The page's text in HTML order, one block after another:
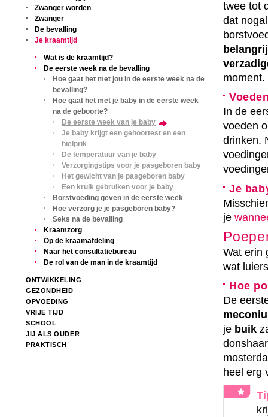
Zwanger worden
Zwanger
De bevalling
Je kraamtijd
Wat is de kraamtijd?
De eerste week na de bevalling
Hoe gaat het met jou in de eerste week na de
bevalling?
Hoe gaat het met je baby in de eerste week
na de geboorte?
De eerste week van je baby
Je baby krijgt een gehoortest en een
hielprik
De temperatuur van je baby
Verzorgingstips voor je pasgeboren baby
Het gewicht van je pasgeboren baby
Een kruik gebruiken voor je baby
Borstvoeding geven in de eerste week
Hoe verzorg je je pasgeboren baby?
Seks na de bevalling
Kraamzorg
Op de kraamafdeling
Naar het consultatiebureau
De rol van de man in de kraamtijd
ONTWIKKELING
GEZONDHEID
OPVOEDING
VRIJE TIJD
SCHOOL
JIJ ALS OUDER
PRAKTISCH
twee tot
dat
moment.
In de
voeden
drinken.
Je
je
Wat erin
wat
Hoe
De
je buik
heel erg